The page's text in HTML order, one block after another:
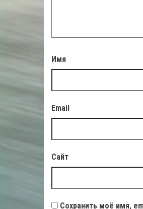
Имя
Email
Сайт
Сохранить моё имя,